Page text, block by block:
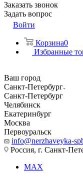
Заказать звонок
Задать вопрос
Войти
Корзина0
Избранные
Ваш город
Санкт-Петербург
Санкт-Петербург
Челябинск
Екатеринбург
Москва
Первоуральск
info@nerzhaveyka-
Россия, г. Санкт-
MAX